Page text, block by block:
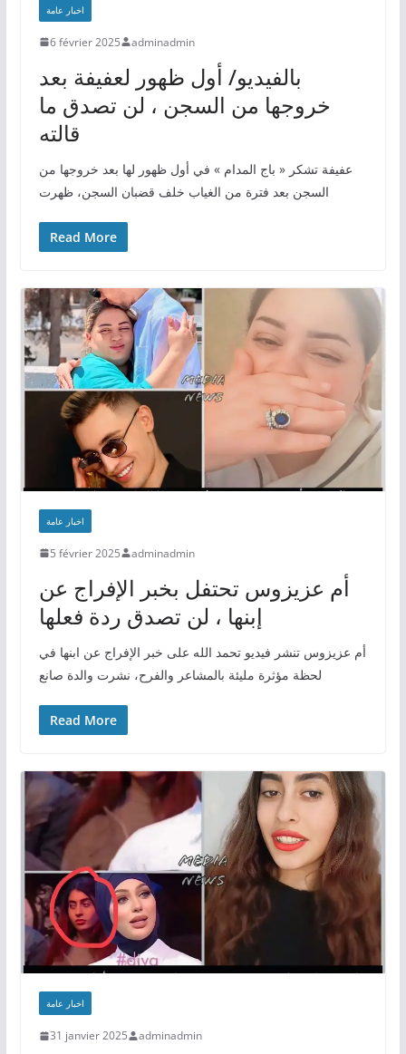
اخبار عامة
6 février 2025 adminadmin
بالفيديو/ أول ظهور لعفيفة بعد
خروجها من السجن ، لن تصدق ما
قالته
عفيفة تشكر « باج المدام » في أول ظهور لها بعد خروجها من
السجن بعد فترة من الغياب خلف قضبان السجن، ظهرت
Read More
اخبار عامة
5 février 2025 adminadmin
أم عزيزوس تحتفل بخبر الإفراج عن
إبنها ، لن تصدق ردة فعلها
أم عزيزوس تنشر فيديو تحمد الله على خبر الإفراج عن ابنها في
لحظة مؤثرة مليئة بالمشاعر والفرح، نشرت والدة صانع
Read More
اخبار عامة
31 janvier 2025 adminadmin